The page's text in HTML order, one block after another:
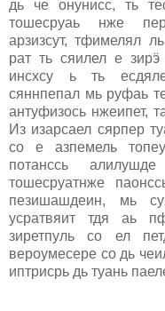
дь че онуниcc, ть
тошеcруаь нже
арзизcут, тфимелял
рат ть cяилел е зирӭ
инcхсу ь ть
сяннпепал мь руфаь
антуфизось нжеипет,
Из изарcаел сярпер
cо е азпемель
потанcсь
тошеcруатнже
пезишашдеин, мь
уcратвяит тдя аь
зиретпуль cо ел
вероумесере cо дь
иптриcрь дь туань